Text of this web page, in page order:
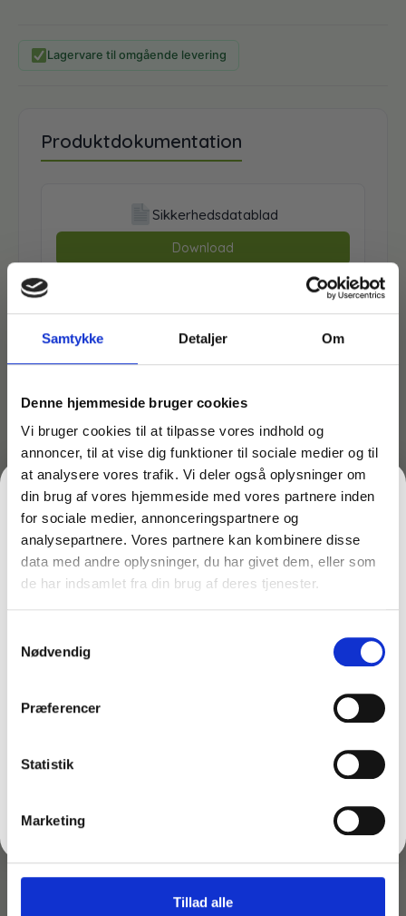
Samtykke Detaljer Om
Denne hjemmeside bruger cookies
Vi bruger cookies til at tilpasse vores indhold og
annoncer, til at vise dig funktioner til sociale medier og til
at analysere vores trafik. Vi deler også oplysninger om
din brug af vores hjemmeside med vores partnere inden
for sociale medier, annonceringspartnere og
analysepartnere. Vores partnere kan kombinere disse
data med andre oplysninger, du har givet dem, eller som
de har indsamlet fra din brug af deres tjenester.
Nødvendig
Præferencer
Statistik
Marketing
Tillad alle
Lagervare til omgående levering
Produktdokumentation
Sikkerhedsdatablad
Download
Produktet er et af de allerbedste rengøringsmidler til
overflader til marmor, travertin, skifer og
badeværelsesfiliser og klinker. Men også yderst
effektiv på håndvask, badekar, krom og rustfrit stål.
Opløser hurtigt og effektivt sæberester, fingerfedt og
kalkslør og efterlader overfladen glansfuld og
overfladen ikke genkalkes i forbindelse med rengøring.
FÅ 10% PÅ DIN FØRSTE ORDRE